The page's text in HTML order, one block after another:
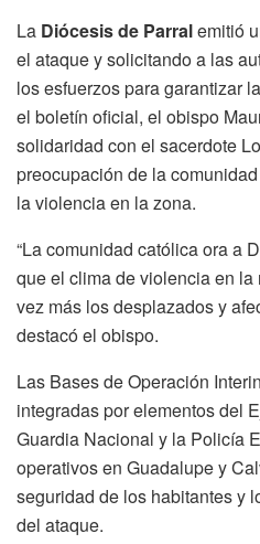
La Diócesis de Parralemitió
el ataque y solicitando a las
los esfuerzos para garantizar
el boletín oficial, el obispo
solidaridad con el sacerdote
preocupación de la
la violencia en la zona.
“La comunidad católica ora a
que el clima de violencia en
vez más los desplazados y
destacó el obispo.
Las Bases de Operación
integradas por elementos del
Guardia Nacional y la Policía
operativos en Guadalupe y
seguridad de los habitantes y
del ataque.